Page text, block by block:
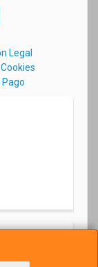
Legal
Pago